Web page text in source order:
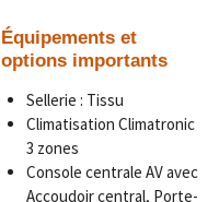
Équipements et
options importants
Sellerie : Tissu
Climatisation Climatronic
3 zones
Console centrale AV avec
Accoudoir central, Porte-